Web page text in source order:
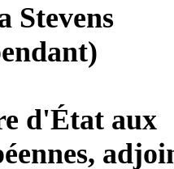
Stevens
d'État aux